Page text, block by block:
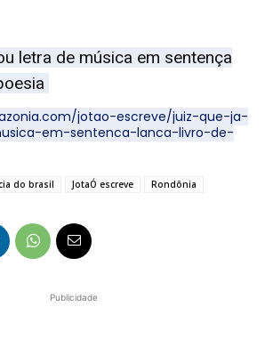
letra de música em sentença
jotao-escreve/juiz-que-ja-
em-sentenca-lanca-livro-de-
do brasil JotaÓ escreve Rondônia
Publicidade